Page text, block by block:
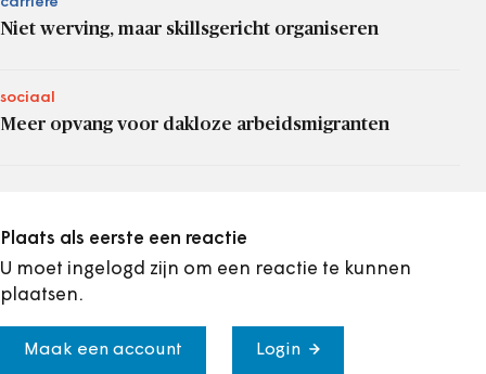
Niet werving, maar skillsgericht organiseren
sociaal
Meer opvang voor dakloze arbeidsmigranten
Plaats als eerste een reactie
U moet ingelogd zijn om een reactie te kunnen
plaatsen.
Maak een account Login